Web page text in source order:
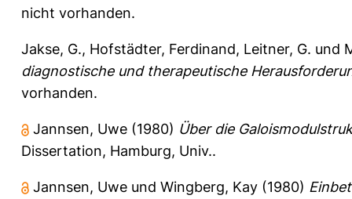
nicht vorhanden.
Jakse, G., Hofstädter, Ferdinand, Leitner, G. und
diagnostische und therapeutische
vorhanden.
Jannsen, Uwe (1980) Über die
Dissertation, Hamburg, Univ..
Jannsen, Uwe und Wingberg, Kay (1980)